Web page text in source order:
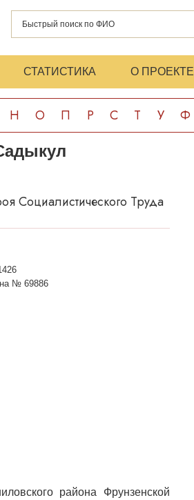
СТАТИСТИКА О ПРОЕКТЕ
Н О П Р С Т У Ф
Социалистического Труда
№ 69886
района Фрунзенской